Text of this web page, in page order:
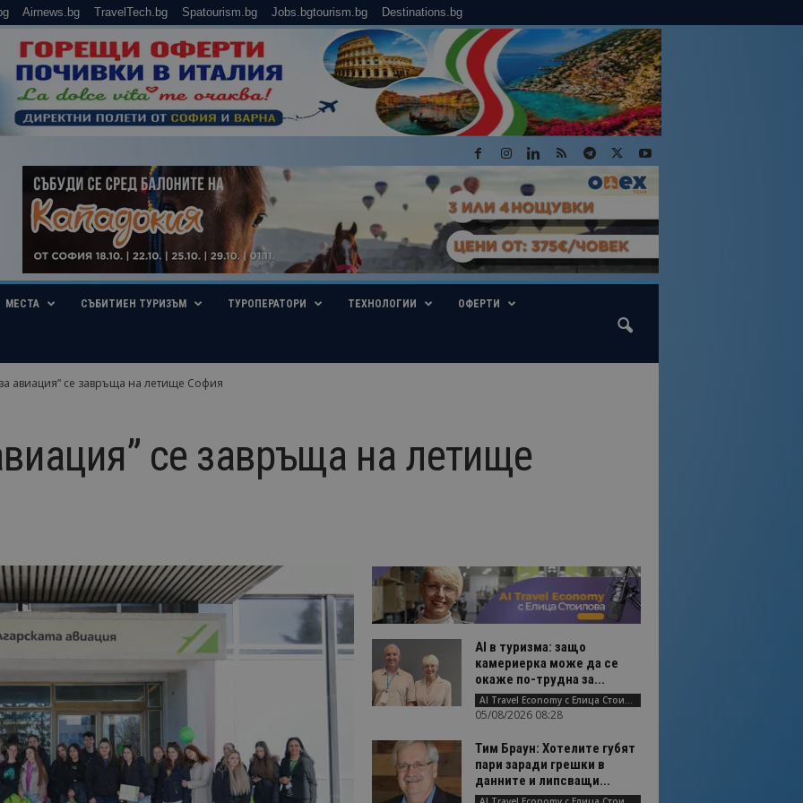
Airnews.bg TravelTech.bg Spatourism.bg Jobs.bgtourism.bg Destinations.bg
МЕСТА СЪБИТИЕН ТУРИЗЪМ ТУРОПЕРАТОРИ ТЕХНОЛОГИИ ОФЕРТИ
авиация” се завръща на летище София
се завръща на летище
AI в туризма: защо
камериерка може да се
окаже по-трудна за...
AI Travel Economy с Елица Стоилова
05/08/2026 08:28
Тим Браун: Хотелите губят
пари заради грешки в
данните и липсващи...